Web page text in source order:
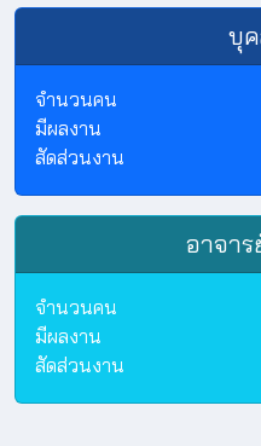
บุ
จำนวนคน
มีผลงาน
สัดส่วนงาน
อาจา
จำนวนคน
มีผลงาน
สัดส่วนงาน